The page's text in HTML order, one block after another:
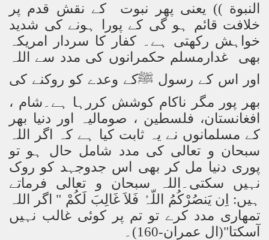
النبوة )) یعنی پھر نبوت کے نقش قدم پر
خلافت قائم ہو گی کے پورا ہونے کی شدید
خواہش رکھتی ہے۔ کفار کا سردار امریکہ
بھی غدارمسلم حکمرانوں کی مدد سے اللہ
اور اس کے رسول ﷺکے وعدے کو روکنے کی
بھر پور مگر ناکام کوشش کررہا ہے۔شام ،
افغانستان، فلسطین ، صومالیہ اور دنیا بھر
کے مسلمانوں نے یہ ثابت کیا ہے کہ اگر اللہ
سبحان و تعالی کی مدد شامل حال ہو تو
پوری دنیا مل کر بھی اس جدوجہد کو روک
نہیں سکتی۔اللہ سبحان و تعالی فرماتے
ہیں: اِن یَنصُرْکُمُ اللّہُ فَلاَ غَالِبَ لَکُمْ " اگر اللہ
تمھاری مدد کرے تو تم پر کوئی غالب نہیں
آسکتا"(ال عمران-160)۔